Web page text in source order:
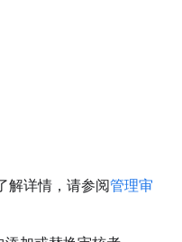
解详情，请参阅管理审